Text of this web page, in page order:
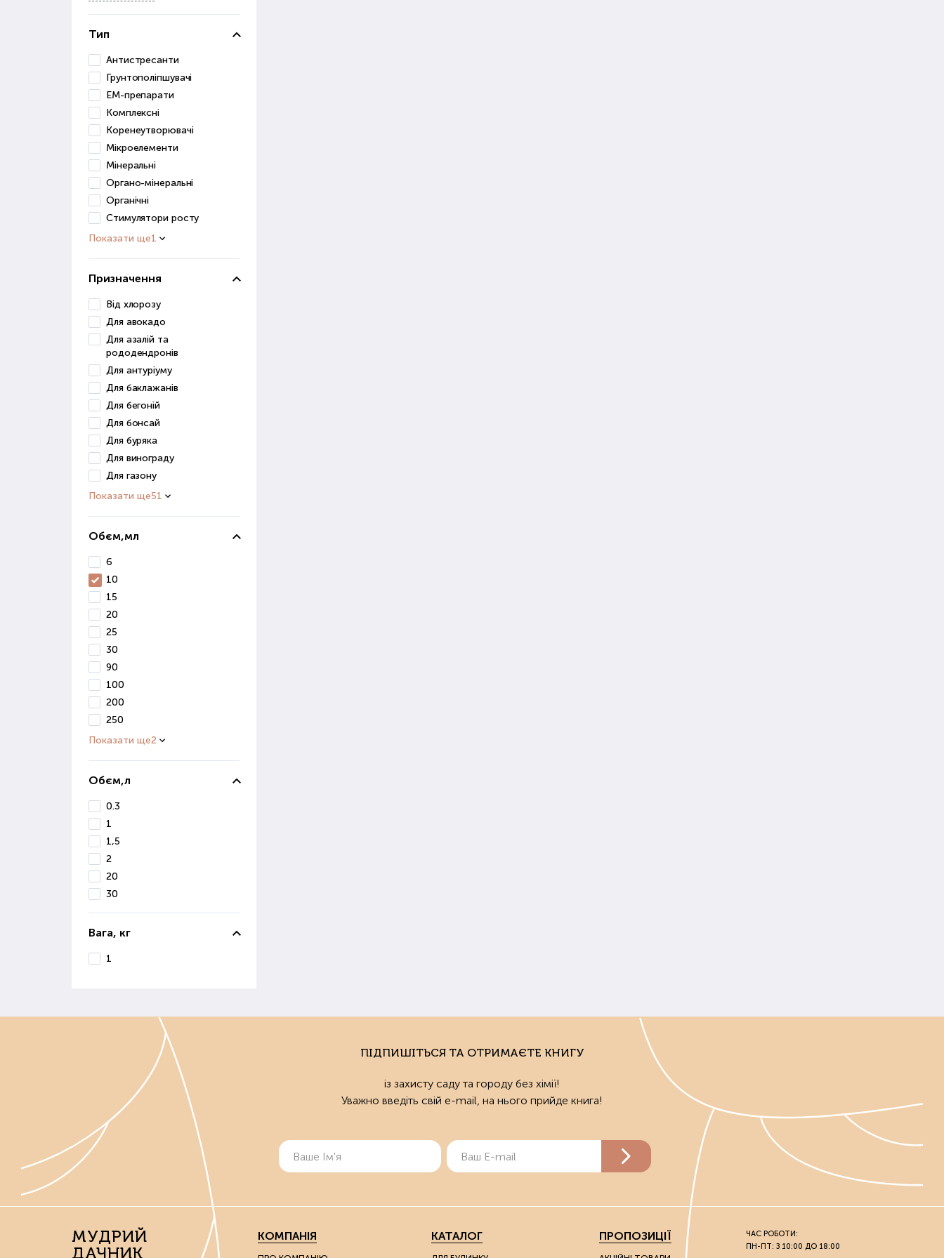
Тип
Антистресанти
Грунтополіпшувачі
ЕМ-препарати
Комплексні
Коренеутворювачі
Мікроелементи
Мінеральні
Органо-мінеральні
Органічні
Стимулятори росту
Показати ще1
Призначення
Від хлорозу
Для авокадо
Для азалій та
рододендронів
Для антуріуму
Для баклажанів
Для бегоній
Для бонсай
Для буряка
Для винограду
Для газону
Показати ще51
Обєм,мл
6
10
15
20
25
30
90
100
200
250
Показати ще2
Обєм,л
0.3
1
1,5
2
20
30
Вага, кг
1
ПІДПИШІТЬСЯ ТА ОТРИМАЄТЕ КНИГУ
із захисту саду та городу без хімії!
Уважно введіть свій e-mail, на нього прийде книга!
МУДРИЙ
ДАЧНИК
КОМПАНІЯ КАТАЛОГ ПРОПОЗИЦІЇ
ЧАС РОБОТИ:
ПН-ПТ: З 10:00 ДО 18:00